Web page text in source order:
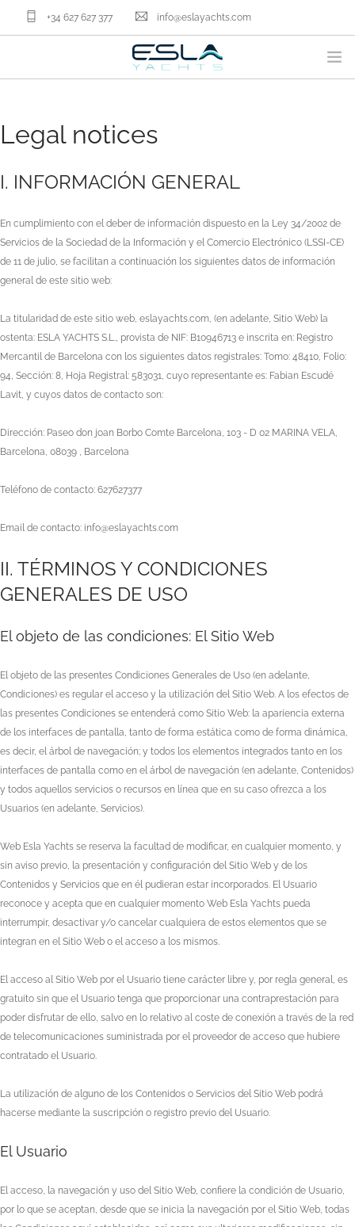
+34 627 627 377 info@eslayachts.com
YACHT OWNERSHIP PROGRAM
SELL YOUR BOAT
ABOUT US
NEWS
CONTACT
Legal notices
I. INFORMACIÓN GENERAL
En cumplimiento con el deber de información dispuesto en la Ley 34/2002 de
Servicios de la Sociedad de la Información y el Comercio Electrónico (LSSI-CE)
de 11 de julio, se facilitan a continuación los siguientes datos de información
general de este sitio web:
La titularidad de este sitio web, eslayachts.com, (en adelante, Sitio Web) la
ostenta: ESLA YACHTS S.L., provista de NIF: B10946713 e inscrita en: Registro
Mercantil de Barcelona con los siguientes datos registrales: Tomo: 48410, Folio:
94, Sección: 8, Hoja Registral: 583031, cuyo representante es: Fabian Escudé
Lavit, y cuyos datos de contacto son:
Dirección: Paseo don joan Borbo Comte Barcelona, 103 - D 02 MARINA VELA,
Barcelona, 08039 , Barcelona
Teléfono de contacto: 627627377
Email de contacto: info@eslayachts.com
II. TÉRMINOS Y CONDICIONES
GENERALES DE USO
El objeto de las condiciones: El Sitio Web
El objeto de las presentes Condiciones Generales de Uso (en adelante,
Condiciones) es regular el acceso y la utilización del Sitio Web. A los efectos de
las presentes Condiciones se entenderá como Sitio Web: la apariencia externa
de los interfaces de pantalla, tanto de forma estática como de forma dinámica,
es decir, el árbol de navegación; y todos los elementos integrados tanto en los
interfaces de pantalla como en el árbol de navegación (en adelante, Contenidos)
y todos aquellos servicios o recursos en línea que en su caso ofrezca a los
Usuarios (en adelante, Servicios).
Web Esla Yachts se reserva la facultad de modificar, en cualquier momento, y
sin aviso previo, la presentación y configuración del Sitio Web y de los
Contenidos y Servicios que en él pudieran estar incorporados. El Usuario
reconoce y acepta que en cualquier momento Web Esla Yachts pueda
interrumpir, desactivar y/o cancelar cualquiera de estos elementos que se
integran en el Sitio Web o el acceso a los mismos.
El acceso al Sitio Web por el Usuario tiene carácter libre y, por regla general, es
gratuito sin que el Usuario tenga que proporcionar una contraprestación para
poder disfrutar de ello, salvo en lo relativo al coste de conexión a través de la red
de telecomunicaciones suministrada por el proveedor de acceso que hubiere
contratado el Usuario.
La utilización de alguno de los Contenidos o Servicios del Sitio Web podrá
hacerse mediante la suscripción o registro previo del Usuario.
El Usuario
El acceso, la navegación y uso del Sitio Web, confiere la condición de Usuario,
por lo que se aceptan, desde que se inicia la navegación por el Sitio Web, todas